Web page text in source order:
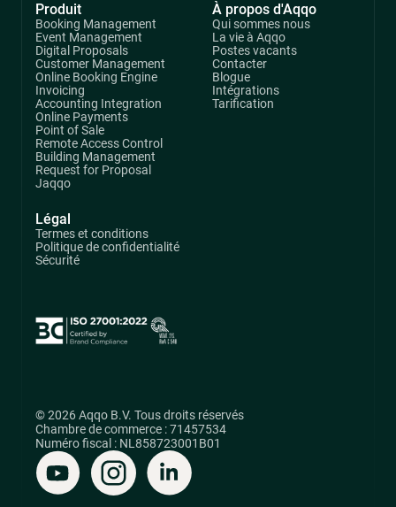
Produit
Booking Management
Event Management
Digital Proposals
Customer Management
Online Booking Engine
Invoicing
Accounting Integration
Online Payments
Point of Sale
Remote Access Control
Building Management
Request for Proposal
Jaqqo
À propos d'Aqqo
Qui sommes nous
La vie à Aqqo
Postes vacants
Contacter
Blogue
Intégrations
Tarification
Légal
Termes et conditions
Politique de confidentialité
Sécurité
© 2026 Aqqo B.V. Tous droits réservés
Chambre de commerce : 71457534
Numéro fiscal : NL858723001B01